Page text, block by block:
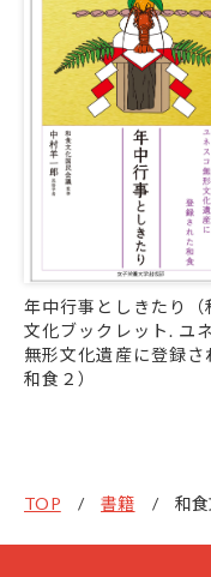
年中行事としきたり（
文化ブックレット. ユ
無形文化遺産に登録さ
和食２）
TOP 書籍 和